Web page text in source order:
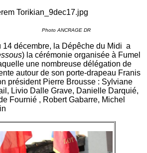
Photo ANCRAGE DR
14 décembre, la Dépêche du Midi a
) la cérémonie organisée à Fumel
une nombreuse délégation de
autour de son porte-drapeau Franis
président Pierre Brousse : Sylviane
Livio Dalle Grave, Danielle Darquié,
Fournié , Robert Gabarre, Michel